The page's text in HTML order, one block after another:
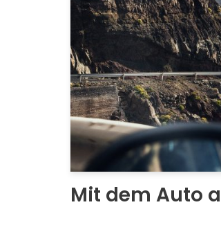
Mit dem Auto